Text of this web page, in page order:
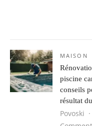
MAISON
piscine
conseils
résultat
Povoski